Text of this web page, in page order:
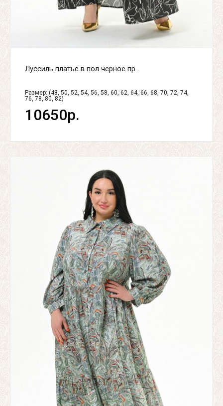
Луссиль платье в пол черное пр...
Размер: (48, 50, 52, 54, 56, 58, 60, 62, 64, 66, 68, 70, 72, 74,
76, 78, 80, 82)
10650р.